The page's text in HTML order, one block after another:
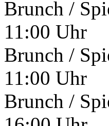
Brunch /
11:00 Uhr
Brunch /
11:00 Uhr
Brunch /